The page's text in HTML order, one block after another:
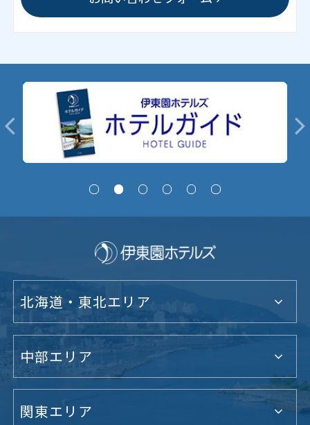
北海道・東北エリア
中部エリア
関東エリア